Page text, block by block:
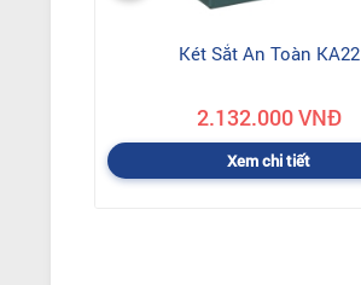
Két Sắt An Toàn KA22
2.132.000 VNĐ
Xem chi tiết